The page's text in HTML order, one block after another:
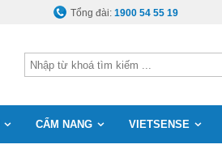
Tổng đài:1900 54 55 19
CẨM NANG VIETSENSE